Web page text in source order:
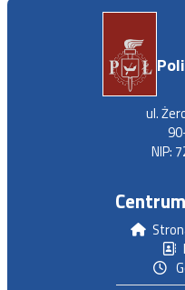
ul.
NIP: